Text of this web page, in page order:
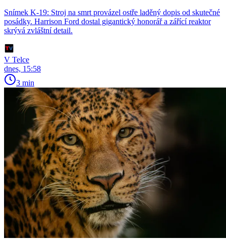
Snímek K-19: Stroj na smrt provázel ostře laděný dopis od skutečné
posádky. Harrison Ford dostal gigantický honorář a zářící reaktor
skrývá zvláštní detail.
V Telce
dnes, 15:58
3 min